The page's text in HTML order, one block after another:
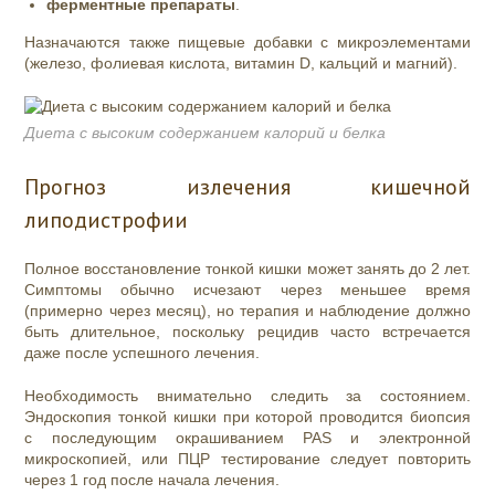
ферментные препараты
Назначаются также пищевые добавки с микроэлементами
(железо, фолиевая кислота, витамин D, кальций и магний).
Диета с высоким содержанием калорий и белка
Прогноз излечения кишечной
липодистрофии
Полное восстановление тонкой кишки может занять до 2 лет.
Симптомы обычно исчезают через меньшее время
(примерно через месяц), но терапия и наблюдение должно
быть длительное, поскольку рецидив часто встречается
даже после успешного лечения.
Необходимость внимательно следить за состоянием.
Эндоскопия тонкой кишки при которой проводится биопсия
с последующим окрашиванием PAS и электронной
микроскопией, или ПЦР тестирование следует повторить
через 1 год после начала лечения.